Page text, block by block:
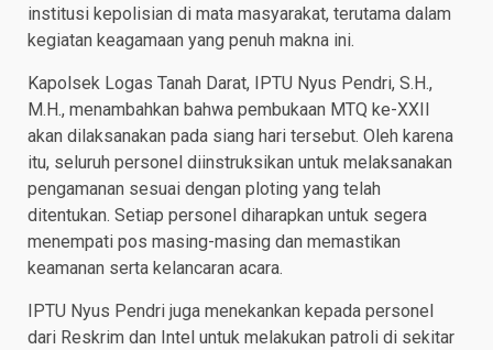
institusi kepolisian di mata masyarakat, terutama dalam
kegiatan keagamaan yang penuh makna ini.
Kapolsek Logas Tanah Darat, IPTU Nyus Pendri, S.H.,
M.H., menambahkan bahwa pembukaan MTQ ke-XXII
akan dilaksanakan pada siang hari tersebut. Oleh karena
itu, seluruh personel diinstruksikan untuk melaksanakan
pengamanan sesuai dengan ploting yang telah
ditentukan. Setiap personel diharapkan untuk segera
menempati pos masing-masing dan memastikan
keamanan serta kelancaran acara.
IPTU Nyus Pendri juga menekankan kepada personel
dari Reskrim dan Intel untuk melakukan patroli di sekitar